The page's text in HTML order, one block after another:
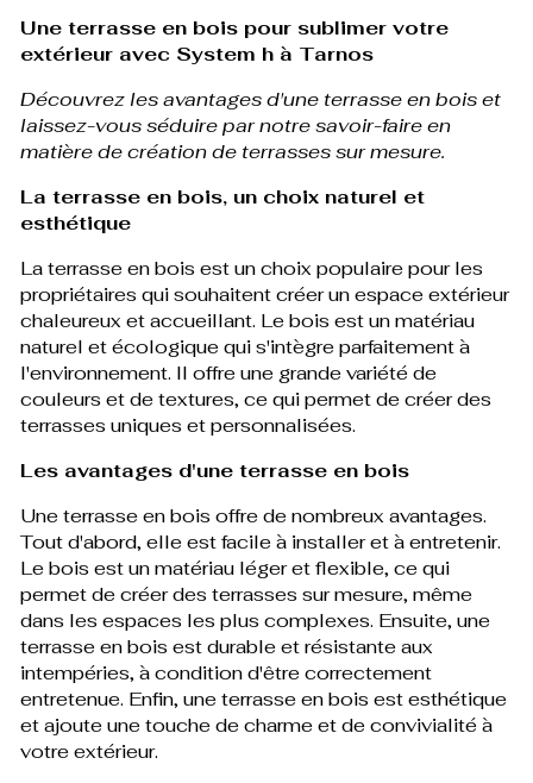
Une terrasse en bois pour sublimer votre
extérieur avec System h à Tarnos
Découvrez les avantages d'une terrasse en bois et
laissez-vous séduire par notre savoir-faire en
matière de création de terrasses sur mesure.
La terrasse en bois, un choix naturel et
esthétique
La terrasse en bois est un choix populaire pour les
propriétaires qui souhaitent créer un espace extérieur
chaleureux et accueillant. Le bois est un matériau
naturel et écologique qui s'intègre parfaitement à
l'environnement. Il offre une grande variété de
couleurs et de textures, ce qui permet de créer des
terrasses uniques et personnalisées.
Les avantages d'une terrasse en bois
Une terrasse en bois offre de nombreux avantages.
Tout d'abord, elle est facile à installer et à entretenir.
Le bois est un matériau léger et flexible, ce qui
permet de créer des terrasses sur mesure, même
dans les espaces les plus complexes. Ensuite, une
terrasse en bois est durable et résistante aux
intempéries, à condition d'être correctement
entretenue. Enfin, une terrasse en bois est esthétique
et ajoute une touche de charme et de convivialité à
votre extérieur.